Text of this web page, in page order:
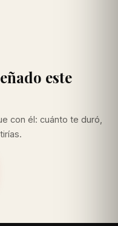
este
con él: cuánto te duró,